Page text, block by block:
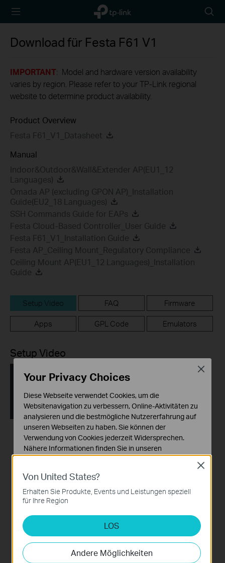
TP-Link,
Reliably
icon
Download für Festa F61 V1
IMPORTANT: Model and hardware version availability
varies by region. Please refer to your TP-Link regional
website to determine product availability.
Product Overview
Festa F61_V1_Datasheet
Manual
Indoor&Outdoor&Wall&Extender AP(EU1_12
Languages)
Omada AP (excluding GPON AP)_Installation
Guide(EU2_18 Languages)
SSH Commands Guide for EAPs
Festa Cloud-Based Controller_User Guide
Festa F61_V1_Installation Guide
Festa AP_Ceiling Mount_Regulatory Compliance
Ceiling Mount AP(EU1_12 Languages)_Installation
Guide
Setup Video FAQ Firmware
Apps GPL Code Emulators
Setup Video
How to Build a
Centralized Network
via Festa Cloud-
Von United States?
Erhalten Sie Produkte, Events und Leistungen speziell
für Ihre Region
LOS
Andere Möglichkeiten
Close
Your Privacy Choices
Diese Webseite verwendet Cookies, um die
Websitenavigation zu verbessern, Online-Aktivitäten zu
analysieren und die bestmögliche Nutzererfahrung auf
unseren Webseiten zu haben. Sie können der
Verwendung von Cookies jederzeit Widersprechen.
Nähere Informationen finden Sie in unseren
Datenschutzhinweisen.
Notwendige Cookies
Diese Cookies sind zur Funktion der Website
erforderlich und können in Ihren Systemen nicht
Analyse- und Marketing-Cookies
Analyse-Cookies ermöglichen es uns, Ihre Aktivitäten
auf unserer Website zu analysieren, um die
Funktionsweise unserer Website zu verbessern und
Close